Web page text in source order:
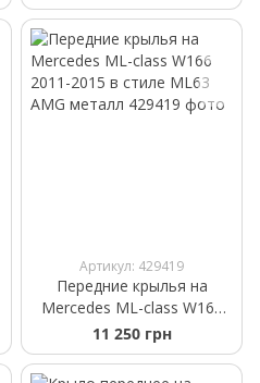
Артикул: 429419
Передние крылья на
Mercedes ML-class W166
2011-2015 в стиле ML63
AMG металл
11 250 грн